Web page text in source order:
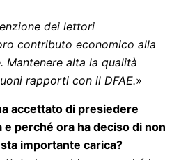
dei lettori
contributo economico alla
Mantenere alta la qualità
rapporti con il DFAE.»
accettato di presiedere
e perché ora ha deciso di non
importante carica?